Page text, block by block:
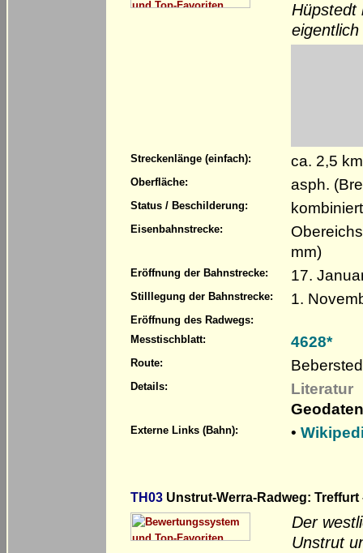
Hüpstedt
Streckenlänge (einfach): ca. 2,5
Oberfläche: asph.
Status / Beschilderung:
Eisenbahnstrecke:
mm)
Eröffnung der Bahnstrecke: 17.
Stilllegung der Bahnstrecke: 1.
Eröffnung des Radwegs:
Messtischblatt:
4628*
Route:
Details:
Literatur
Externe Links (Bahn): •
TH03 Unstrut-Werra-Radweg:
Der
Unstrut